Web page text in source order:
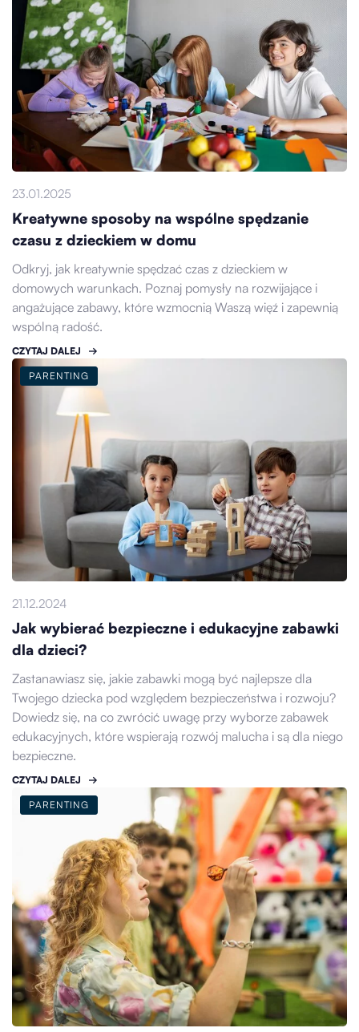
23.01.2025
Kreatywne sposoby na wspólne spędzanie
czasu z dzieckiem w domu
Odkryj, jak kreatywnie spędzać czas z dzieckiem w
domowych warunkach. Poznaj pomysły na rozwijające i
angażujące zabawy, które wzmocnią Waszą więź i zapewnią
wspólną radość.
CZYTAJ DALEJ
PARENTING
21.12.2024
Jak wybierać bezpieczne i edukacyjne zabawki
dla dzieci?
Zastanawiasz się, jakie zabawki mogą być najlepsze dla
Twojego dziecka pod względem bezpieczeństwa i rozwoju?
Dowiedz się, na co zwrócić uwagę przy wyborze zabawek
edukacyjnych, które wspierają rozwój malucha i są dla niego
bezpieczne.
CZYTAJ DALEJ
PARENTING